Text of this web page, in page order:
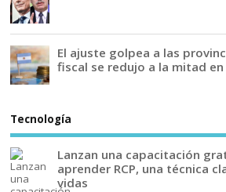
El ajuste golpea a las
fiscal se redujo a la mitad en
Tecnología
Lanzan una capacitación
aprender RCP, una técnica
vidas